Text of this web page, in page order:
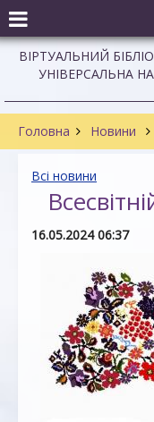
ВІРТУАЛЬНИЙ
УНІВЕРСАЛЬНА
Головна Новини
Всі новини
16.05.2024 06:37